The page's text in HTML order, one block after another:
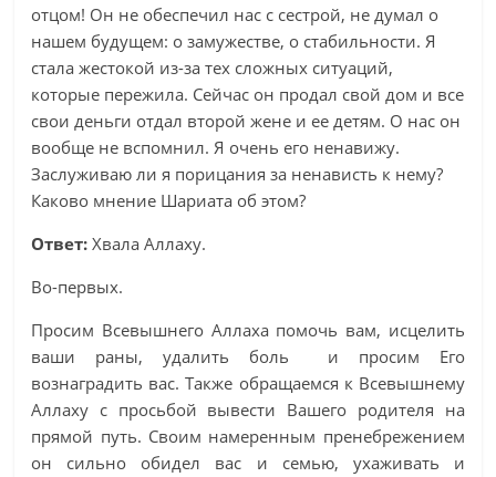
отцом! Он не обеспечил нас с сестрой, не думал о
нашем будущем: о замужестве, о стабильности. Я
стала жестокой из-за тех сложных ситуаций,
которые пережила. Сейчас он продал свой дом и все
свои деньги отдал второй жене и ее детям. О нас он
вообще не вспомнил. Я очень его ненавижу.
Заслуживаю ли я порицания за ненависть к нему?
Каково мнение Шариата об этом?
Ответ: Хвала Аллаху.
Во-первых.
Просим Всевышнего Аллаха помочь вам, исцелить
ваши раны, удалить боль и просим Его
вознаградить вас. Также обращаемся к Всевышнему
Аллаху с просьбой вывести Вашего родителя на
прямой путь. Своим намеренным пренебрежением
он сильно обидел вас и семью, ухаживать и